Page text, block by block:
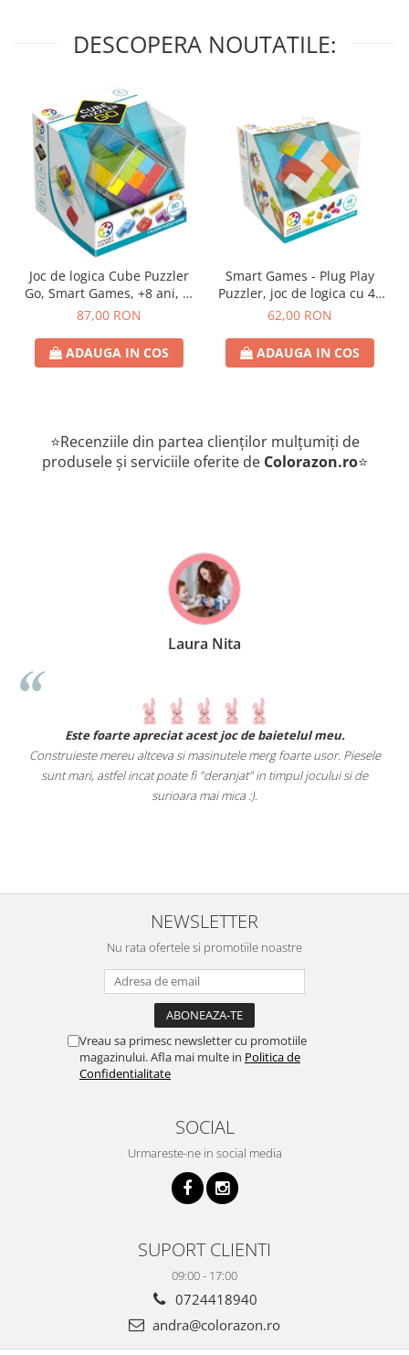
DESCOPERA NOUTATILE:
Joc de logica Cube Puzzler
Go, Smart Games, +8 ani, lb
romana
87,00 RON
ADAUGA IN COS
Smart Games - Plug Play
Puzzler, joc de logica cu 48
de provocari, 6+ ani, lb
62,00 RON
ADAUGA IN COS
⭐Recenziile din partea clienților mulțumiți de
produsele și serviciile oferite de Colorazon.ro⭐
Laura Nita
Este foarte apreciat acest joc de baietelul meu.
Construieste mereu altceva si masinutele merg foarte usor. Piesele
sunt mari, astfel incat poate fi "deranjat" in timpul jocului si de
surioara mai mica :).
NEWSLETTER
Nu rata ofertele si promotiile noastre
Vreau sa primesc newsletter cu promotiile
magazinului. Afla mai multe in Politica de
Confidentialitate
SOCIAL
Urmareste-ne in social media
SUPORT CLIENTI
09:00 - 17:00
0724418940
andra@colorazon.ro